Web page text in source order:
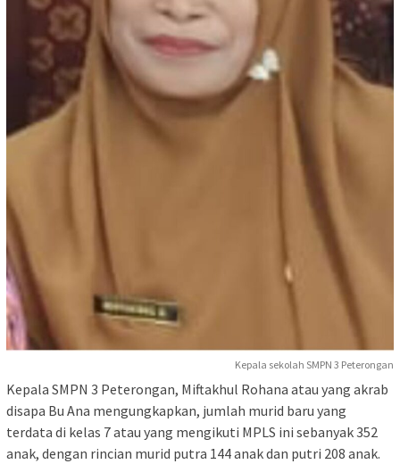
Kepala sekolah SMPN 3 Peterongan
Kepala SMPN 3 Peterongan, Miftakhul Rohana atau yang akrab
disapa Bu Ana mengungkapkan, jumlah murid baru yang
terdata di kelas 7 atau yang mengikuti MPLS ini sebanyak 352
anak, dengan rincian murid putra 144 anak dan putri 208 anak.